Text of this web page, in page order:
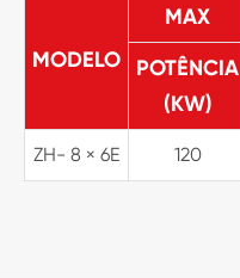
MODELO
MAX
POTÊNCIA
(KW)
ZH- 8 × 6E 120